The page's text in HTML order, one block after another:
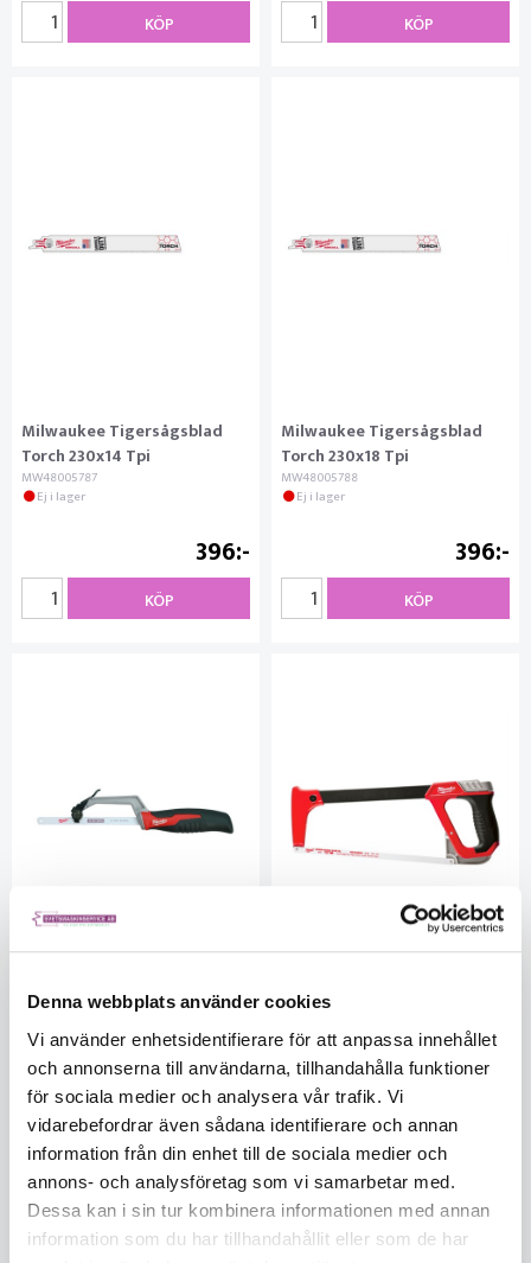
Denna webbplats använder cookies
Vi använder enhetsidentifierare för att anpassa innehållet
och annonserna till användarna, tillhandahålla funktioner
för sociala medier och analysera vår trafik. Vi
vidarebefordrar även sådana identifierare och annan
information från din enhet till de sociala medier och
annons- och analysföretag som vi samarbetar med.
Dessa kan i sin tur kombinera informationen med annan
information som du har tillhandahållit eller som de har
KÖP KÖP
Milwaukee Tigersågsblad
Torch 230x14 Tpi
MW48005787
Ej i lager
396
KÖP
Milwaukee Tigersågsblad
Torch 230x18 Tpi
MW48005788
Ej i lager
396
KÖP
Milwaukee Bågfil kompakt
MW48220012
Ej i lager
230
KÖP
Milwaukee Bågfil 300mm
MW48220050
Ej i lager
KÖP